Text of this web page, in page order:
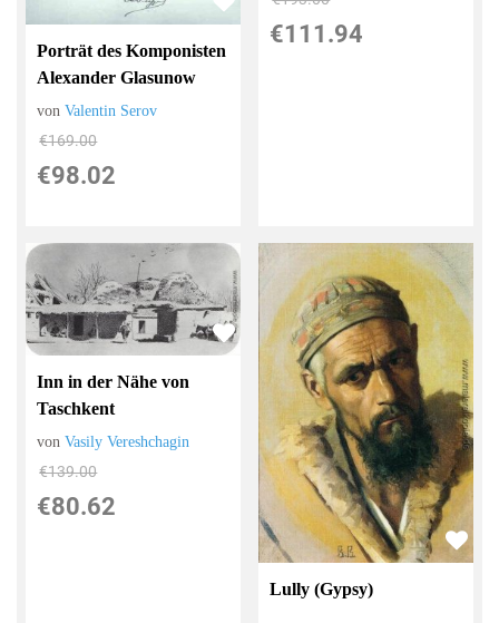
Porträt des Komponisten
Alexander Glasunow
vonValentin Serov
€169.00
€98.02
€111.94
Inn in der Nähe von
Taschkent
vonVasily Vereshchagin
€139.00
€80.62
Lully (Gypsy)